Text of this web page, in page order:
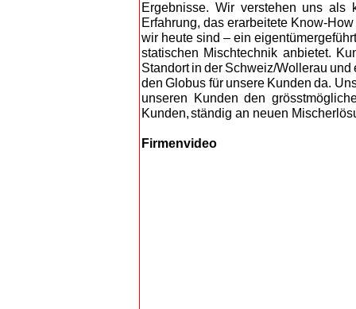
Ergebnisse. Wir verstehen uns als
Erfahrung, das erarbeitete Know-
wir heute sind – ein
statischen Mischtechnik anbietet.
Standort in der Schweiz/Wollerau
den Globus für unsere Kunden da.
unseren Kunden den
Kunden, ständig an neuen
Firmenvideo